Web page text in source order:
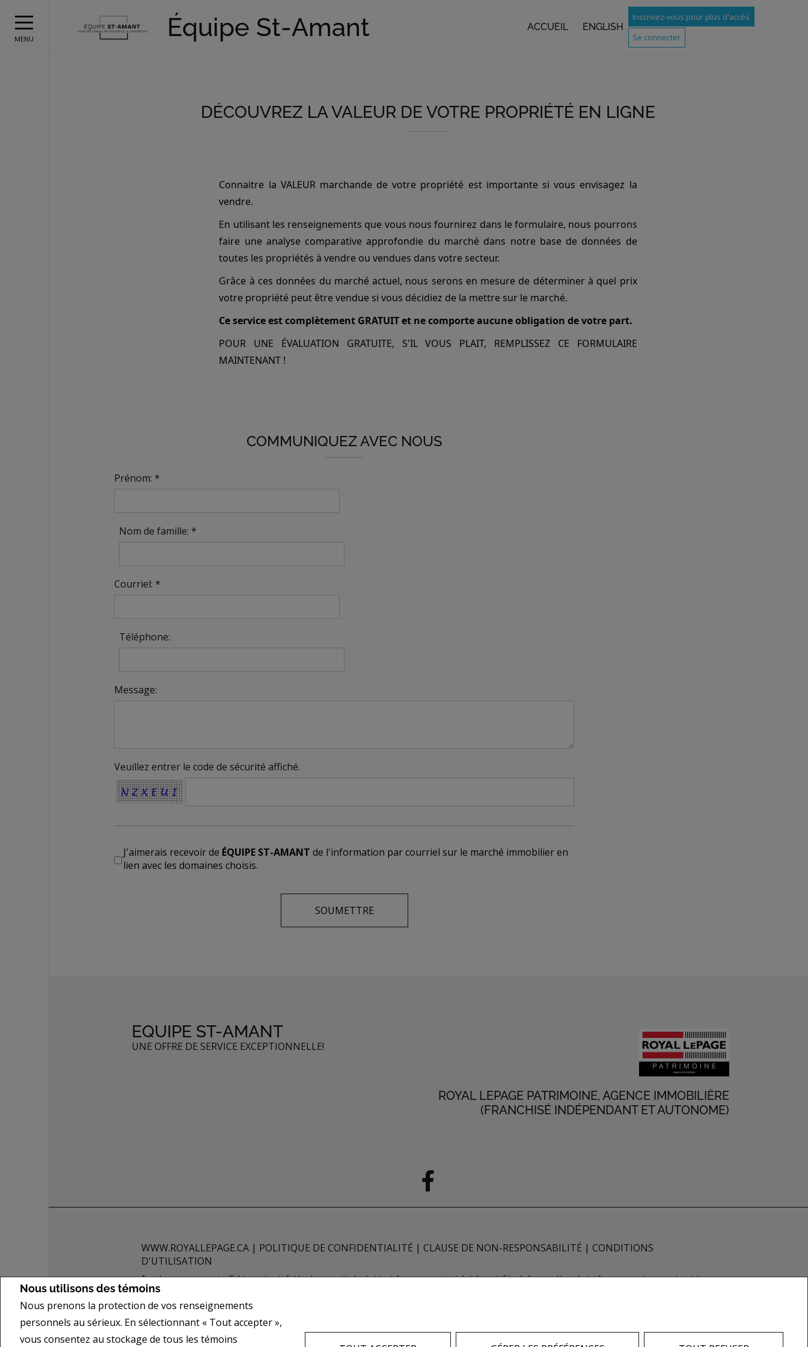
Nous utilisons des témoins
Nous prenons la protection de vos renseignements
personnels au sérieux. En sélectionnant « Tout accepter »,
vous consentez au stockage de tous les témoins
MENU Équipe St-Amant ACCUEIL ENGLISH
Inscrivez-vous pour plus d'accès
Se connecter
DÉCOUVREZ LA VALEUR DE VOTRE PROPRIÉTÉ EN LIGNE
Connaitre la VALEUR marchande de votre propriété est importante si vous envisagez la
vendre.
En utilisant les renseignements que vous nous fournirez dans le formulaire, nous pourrons
faire une analyse comparative approfondie du marché dans notre base de données de
toutes les propriétés à vendre ou vendues dans votre secteur.
Grâce à ces données du marché actuel, nous serons en mesure de déterminer à quel prix
votre propriété peut être vendue si vous décidiez de la mettre sur le marché.
Ce service est complètement GRATUIT et ne comporte aucune obligation de votre part.
POUR UNE ÉVALUATION GRATUITE, S'IL VOUS PLAIT, REMPLISSEZ CE FORMULAIRE
MAINTENANT !
COMMUNIQUEZ AVEC NOUS
Prénom: *
Nom de famille: *
Courriel: *
Téléphone:
Message:
Veuillez entrer le code de sécurité affiché.
J'aimerais recevoir de ÉQUIPE ST-AMANT de l'information par courriel sur le marché immobilier en
lien avec les domaines choisis.
EQUIPE ST-AMANT
UNE OFFRE DE SERVICE EXCEPTIONNELLE!
ROYAL LEPAGE PATRIMOINE, AGENCE IMMOBILIÈRE
(FRANCHISÉ INDÉPENDANT ET AUTONOME)
WWW.ROYALLEPAGE.CA | POLITIQUE DE CONFIDENTIALITÉ |CLAUSE DE NON-RESPONSABILITÉ |CONDITIONS
D'UTILISATION
Tous les renseignements affichés sont jugés fiables; leur exactitude n'est toutefois pas garantie et doit être vérifiée de façon indépendante. Aucune garantie ni représentation
de quelque nature que ce soit est donnée quant à l'exactitude desdits renseignements. Ne vise pas à solliciter les acheteurs ou vendeurs, propriétaires ou locataires
actuellement sous contrat. REALTOR®, REALTORS® et le logo REALTOR® sont des marques déposées de REALTOR® Canada Inc., une compagnie dont la National Association
of REALTORS® et l'Association canadienne de l'immeuble sont propriétaires. Les marques de commerce REALTOR® servent à distinguer les services immobiliers offerts par
les courtiers et agents d'immeuble en tant que membres de l'ACI. Les marques d'homologation S.I.A.® /MLS®, Service inter-agences®, et leurs logos respectifs sont la
propriété de l'ACI, et ils servent à identifier les services immobiliers que fournissent les courtiers et agents d'immeuble membres de l'ACI.